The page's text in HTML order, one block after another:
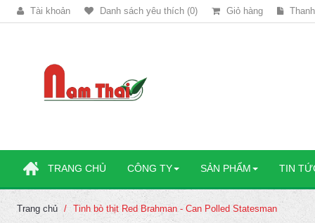
Tài khoản Danh sách yêu thích (0) Giỏ hàng
TRANG CHỦ CÔNG TY SẢN PHẨM TIN
Trang chủ Tinh bò thịt Red Brahman - Can Polled Statesman